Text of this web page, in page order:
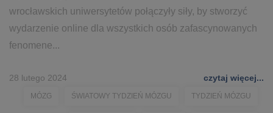
wrocławskich uniwersytetów połączyły siły, by stworzyć
wydarzenie online dla wszystkich osób zafascynowanych
fenomene...
28 lutego 2024 czytaj więcej...
MÓZG ŚWIATOWY TYDZIEŃ MÓZGU TYDZIEŃ MÓZGU